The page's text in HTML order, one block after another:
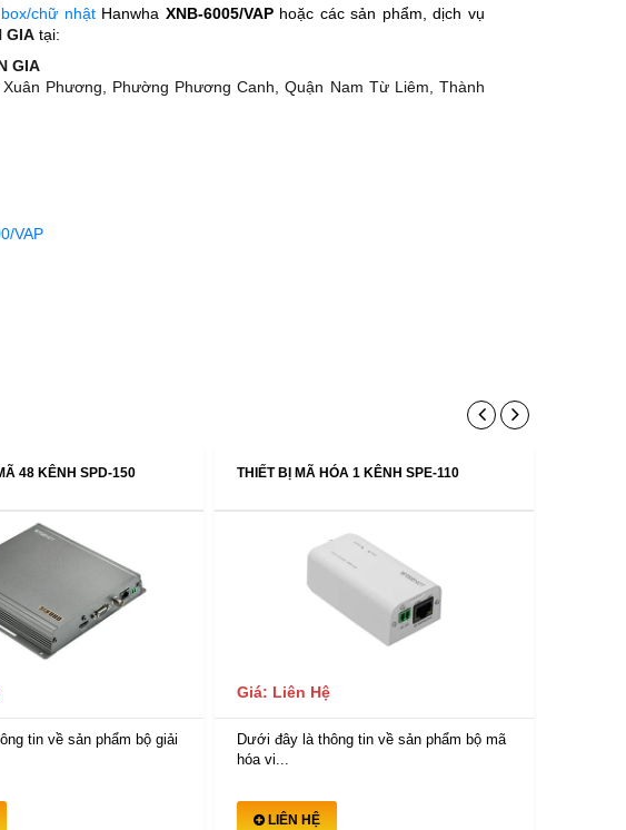
chữ nhậtHanwha XNB-6005/VAPhoặc các sản phẩm, dịch vụ
GIA tại:
GIA
Phương, Phường Phương Canh, Quận Nam Từ Liêm, Thành
VAP
48 KÊNH SPD-150
tin về sản phẩm bộ giải
THIẾT BỊ MÃ HÓA 1 KÊNH SPE-110
Giá: Liên Hệ
Dưới đây là thông tin về sản phẩm bộ mã
hóa vi...
LIÊN HỆ